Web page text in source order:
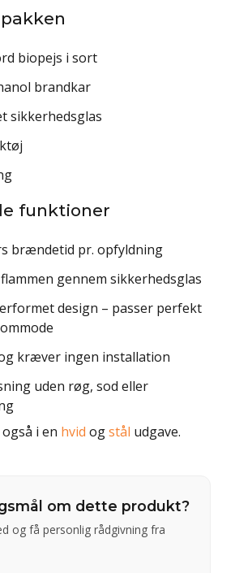
biopejs i sort
brandkar
sikkerhedsglas
funktioner
brændetid pr. opfyldning
gennem sikkerhedsglas
design – passer perfekt
kræver ingen installation
uden røg, sod eller
i en hvid ogstål udgave.
om dette produkt?
og få personlig rådgivning fra